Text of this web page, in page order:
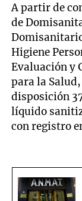
A partir de
de
Higiene
Evaluación y
para la
disposición
líquido
con registro